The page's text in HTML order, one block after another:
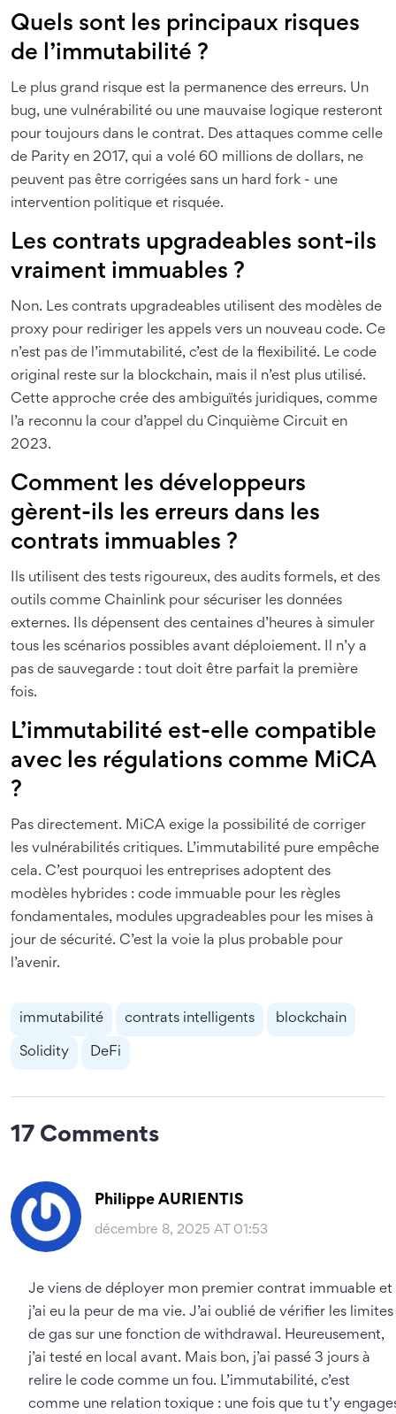
Quels sont les principaux risques
de l’immutabilité ?
Le plus grand risque est la permanence des erreurs. Un
bug, une vulnérabilité ou une mauvaise logique resteront
pour toujours dans le contrat. Des attaques comme celle
de Parity en 2017, qui a volé 60 millions de dollars, ne
peuvent pas être corrigées sans un hard fork - une
intervention politique et risquée.
Les contrats upgradeables sont-ils
vraiment immuables ?
Non. Les contrats upgradeables utilisent des modèles de
proxy pour rediriger les appels vers un nouveau code. Ce
n’est pas de l’immutabilité, c’est de la flexibilité. Le code
original reste sur la blockchain, mais il n’est plus utilisé.
Cette approche crée des ambiguïtés juridiques, comme
l’a reconnu la cour d’appel du Cinquième Circuit en
2023.
Comment les développeurs
gèrent-ils les erreurs dans les
contrats immuables ?
Ils utilisent des tests rigoureux, des audits formels, et des
outils comme Chainlink pour sécuriser les données
externes. Ils dépensent des centaines d’heures à simuler
tous les scénarios possibles avant déploiement. Il n’y a
pas de sauvegarde : tout doit être parfait la première
fois.
L’immutabilité est-elle compatible
avec les régulations comme MiCA
?
Pas directement. MiCA exige la possibilité de corriger
les vulnérabilités critiques. L’immutabilité pure empêche
cela. C’est pourquoi les entreprises adoptent des
modèles hybrides : code immuable pour les règles
fondamentales, modules upgradeables pour les mises à
jour de sécurité. C’est la voie la plus probable pour
l’avenir.
immutabilité contrats intelligents blockchain
Solidity DeFi
17 Comments
Philippe AURIENTIS
décembre 8, 2025 AT 01:53
Je viens de déployer mon premier contrat immuable et
j’ai eu la peur de ma vie. J’ai oublié de vérifier les limites
de gas sur une fonction de withdrawal. Heureusement,
j’ai testé en local avant. Mais bon, j’ai passé 3 jours à
relire le code comme un fou. L’immutabilité, c’est
comme une relation toxique : une fois que tu t’y